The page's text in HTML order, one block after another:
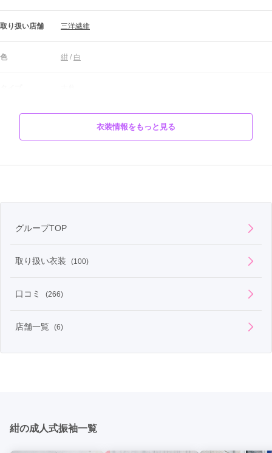
取り扱い店舗 三洋繊維
色 紺 / 白
商品説明
必要なものが全て揃っています
◆前撮り時のヘアメイク・着付け　無料！
＼＼振袖小物は好きなものが無料で選べます／／
衣装情報をもっと見る
グループTOP
取り扱い衣装 (100)
口コミ (266)
店舗一覧 (6)
紺の成人式振袖一覧